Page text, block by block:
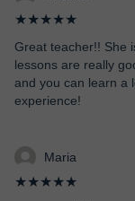
★★★★★
Great teacher!! She
lessons are really
and you can learn a
experience!
Maria
★★★★★